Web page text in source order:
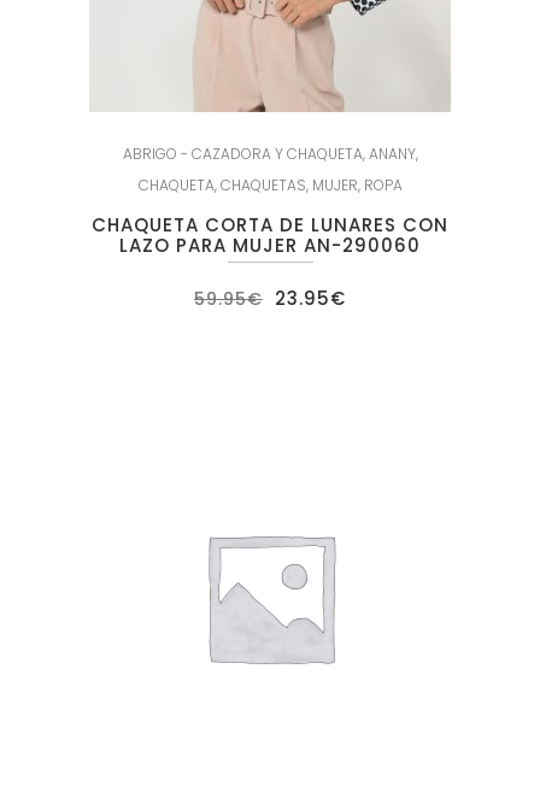
ABRIGO - CAZADORA Y CHAQUETA,ANANY,
CHAQUETA,CHAQUETAS, MUJER, ROPA
CHAQUETA CORTA DE LUNARES CON
LAZO PARA MUJER AN-290060
59.95€ El
precio
23.95€